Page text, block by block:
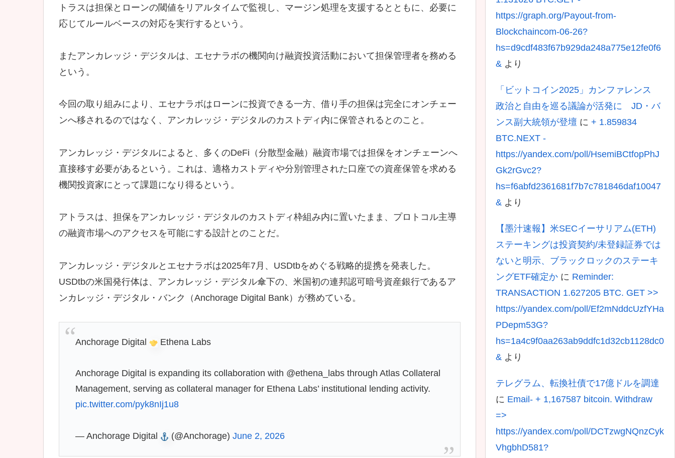
トラスは担保とローンの閾値をリアルタイムで監視し、マージン処理を支援するとともに、必要に
応じてルールベースの対応を実行するという。
またアンカレッジ・デジタルは、エセナラボの機関向け融資投資活動において担保管理者を務める
という。
今回の取り組みにより、エセナラボはローンに投資できる一方、借り手の担保は完全にオンチェー
ンへ移されるのではなく、アンカレッジ・デジタルのカストディ内に保管されるとのこと。
アンカレッジ・デジタルによると、多くのDeFi（分散型金融）融資市場では担保をオンチェーンへ
直接移す必要があるという。これは、適格カストディや分別管理された口座での資産保管を求める
機関投資家にとって課題になり得るという。
アトラスは、担保をアンカレッジ・デジタルのカストディ枠組み内に置いたまま、プロトコル主導
の融資市場へのアクセスを可能にする設計とのことだ。
アンカレッジ・デジタルとエセナラボは2025年7月、USDtbをめぐる戦略的提携を発表した。
USDtbの米国発行体は、アンカレッジ・デジタル傘下の、米国初の連邦認可暗号資産銀行であるア
ンカレッジ・デジタル・バンク（Anchorage Digital Bank）が務めている。
Anchorage Digital Ethena Labs
Anchorage Digital is expanding its collaboration with @ethena_labs through Atlas Collateral
Management, serving as collateral manager for Ethena Labs’ institutional lending activity.
pic.twitter.com/pyk8nIj1u8
— Anchorage Digital (@Anchorage) June 2, 2026
https://graph.org/Payout-from-
Blockchaincom-06-26?
hs=d9cdf483f67b929da248a775e12fe0f6
& より
「ビットコイン2025」カンファレンス
政治と自由を巡る議論が活発に JD・バ
ンス副大統領が登壇 に + 1.859834
BTC.NEXT -
https://yandex.com/poll/HsemiBCtfopPhJ
Gk2rGvc2?
hs=f6abfd2361681f7b7c781846daf10047
& より
【墨汁速報】米SECイーサリアム(ETH)
ステーキングは投資契約/未登録証券では
ないと明示、ブラックロックのステーキ
ングETF確定か に Reminder:
TRANSACTION 1.627205 BTC. GET >>
https://yandex.com/poll/Ef2mNddcUzfYHa
PDepm53G?
hs=1a4c9f0aa263ab9ddfc1d32cb1128dc0
& より
テレグラム、転換社債で17億ドルを調達
に Email- + 1,167587 bitcoin. Withdraw
=>
https://yandex.com/poll/DCTzwgNQnzCyk
VhgbhD581?